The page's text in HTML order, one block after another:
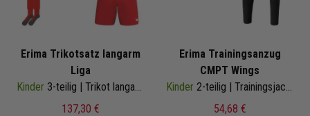
Erima Trikotsatz langarm
Liga
Kinder 3-teilig | Trikot langarm Shorts Stutzenstrumpf | Fussball Trikot Set
137,30 €
Erima Trainingsanzug
CMPT Wings
Kinder 2-teilig | Trainingsjacke mit Kapuze Trainingshose
54,68 €